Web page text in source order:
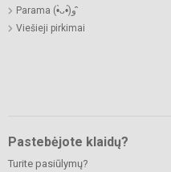
Parama (•̀ᴗ•́)و ̑̑
Viešieji pirkimai
Pastebėjote klaidų?
Turite pasiūlymų?